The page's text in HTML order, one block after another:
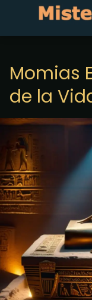
Momias
de la